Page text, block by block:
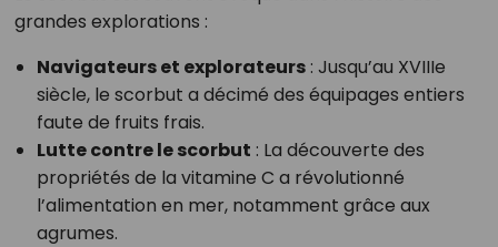
grandes explorations :
Navigateurs et explorateurs: Jusqu’au XVIIIe
siècle, le scorbut a décimé des équipages entiers
faute de fruits frais.
Lutte contre le scorbut : La découverte des
propriétés de la vitamine C a révolutionné
l’alimentation en mer, notamment grâce aux
agrumes.